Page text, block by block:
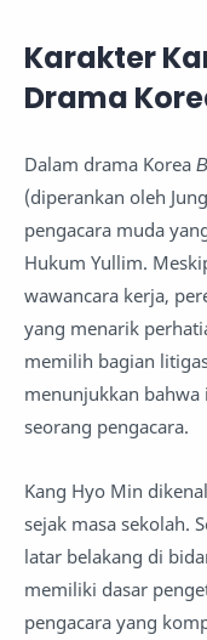
Karakter
Drama
Dalam drama Korea
(diperankan oleh
pengacara muda
Hukum Yullim.
wawancara kerja,
yang menarik
memilih bagian
menunjukkan bahwa
seorang pengacara.
Kang Hyo Min
sejak masa sekolah.
latar belakang di
memiliki dasar
pengacara yang